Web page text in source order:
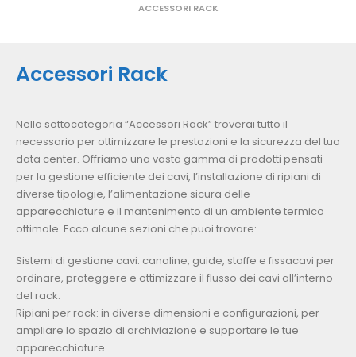
ACCESSORI RACK
Accessori Rack
Nella sottocategoria “Accessori Rack” troverai tutto il
necessario per ottimizzare le prestazioni e la sicurezza del tuo
data center. Offriamo una vasta gamma di prodotti pensati
per la gestione efficiente dei cavi, l’installazione di ripiani di
diverse tipologie, l’alimentazione sicura delle
apparecchiature e il mantenimento di un ambiente termico
ottimale. Ecco alcune sezioni che puoi trovare:
Sistemi di gestione cavi: canaline, guide, staffe e fissacavi per
ordinare, proteggere e ottimizzare il flusso dei cavi all’interno
del rack.
Ripiani per rack: in diverse dimensioni e configurazioni, per
ampliare lo spazio di archiviazione e supportare le tue
apparecchiature.